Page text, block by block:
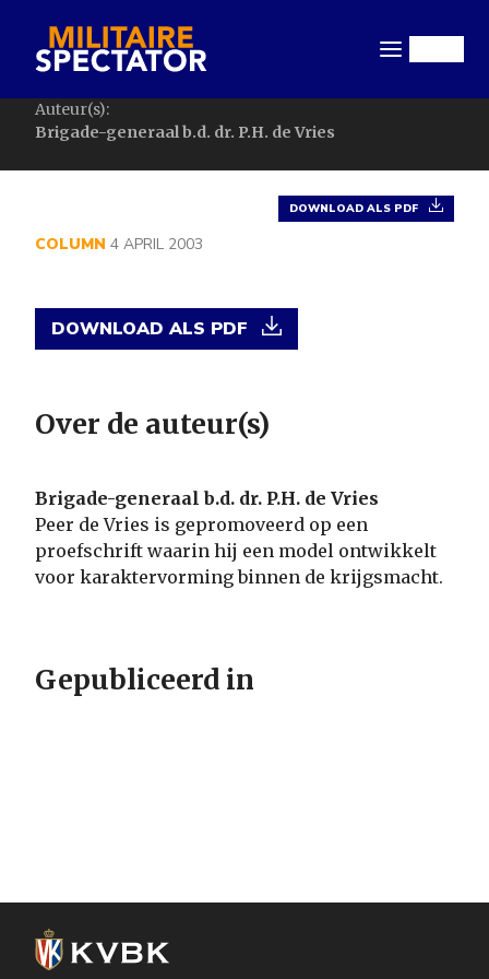
naar
inhoud
gaan
Auteur(s):
Brigade-generaal b.d. dr. P.H. de Vries
DOWNLOAD ALS PDF
COLUMN 4 APRIL 2003
DOWNLOAD ALS PDF
Over de auteur(s)
Brigade-generaal b.d. dr. P.H. de Vries
Peer de Vries is gepromoveerd op een
proefschrift waarin hij een model ontwikkelt
voor karaktervorming binnen de krijgsmacht.
Gepubliceerd in